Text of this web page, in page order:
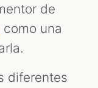
de
como una
diferentes